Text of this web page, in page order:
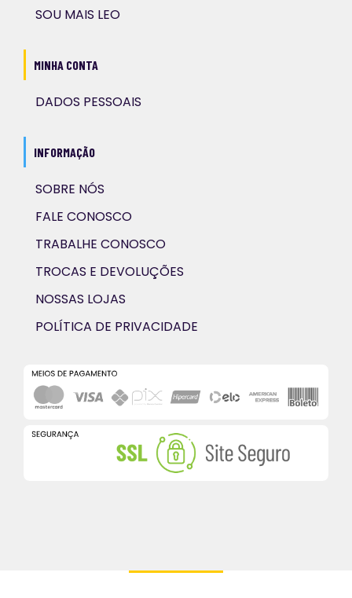
SOU MAIS LEO
MINHA CONTA
DADOS PESSOAIS
INFORMAÇÃO
SOBRE NÓS
FALE CONOSCO
TRABALHE CONOSCO
TROCAS E DEVOLUÇÕES
NOSSAS LOJAS
POLÍTICA DE PRIVACIDADE